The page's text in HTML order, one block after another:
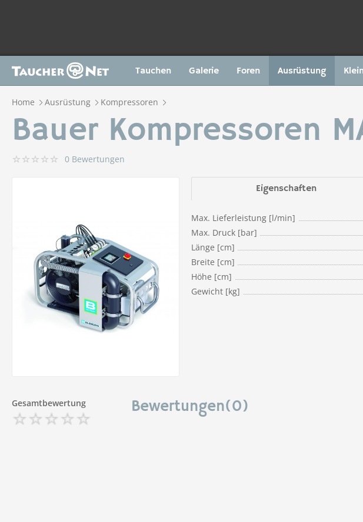
Tauchen Galerie Foren Ausrüstung
Home Ausrüstung Kompressoren
Bauer Kompressoren
0 Bewertungen
Eigenschaften
Max. Lieferleistung [l/min]
Max. Druck [bar]
Länge [cm]
Breite [cm]
Höhe [cm]
Gewicht [kg]
Gesamtbewertung Bewertungen(0)